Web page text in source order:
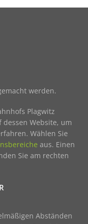
werden.
Plagwitz
Website, um
Wählen Sie
aus. Einen
Sie am rechten
Abständen